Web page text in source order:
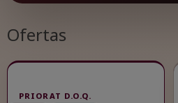
Ofertas
PRIORAT D.O.Q.